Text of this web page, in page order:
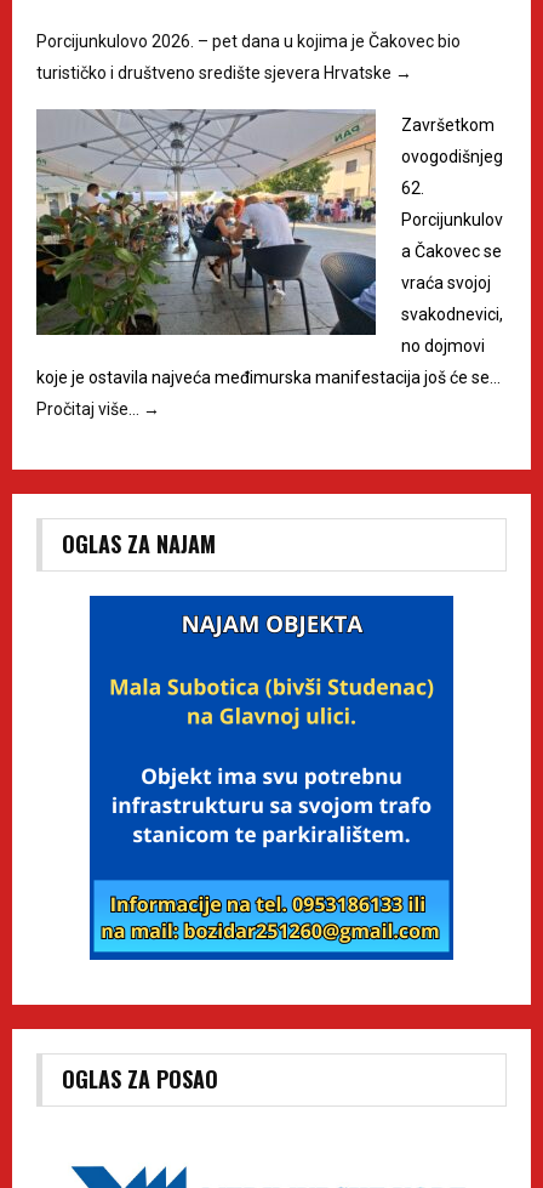
Porcijunkulovo 2026. – pet dana u kojima je Čakovec bio
turističko i društveno središte sjevera Hrvatske →
Završetkom
ovogodišnjeg
62.
Porcijunkulov
a Čakovec se
vraća svojoj
svakodnevici,
no dojmovi
koje je ostavila najveća međimurska manifestacija još će se…
Pročitaj više…
→
OGLAS ZA NAJAM
OGLAS ZA POSAO